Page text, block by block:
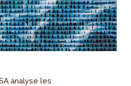
analyse les